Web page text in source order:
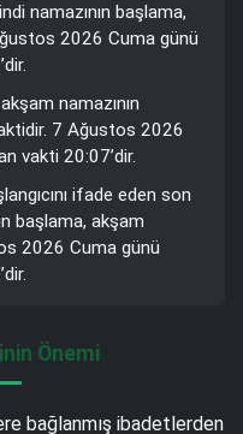
namazının başlama,
2026 Cuma günü
namazının
7 Ağustos 2026
vakti 20:07’dir.
ifade eden son
başlama, akşam
2026 Cuma günü
Önemi
bağlanmış ibadetlerden